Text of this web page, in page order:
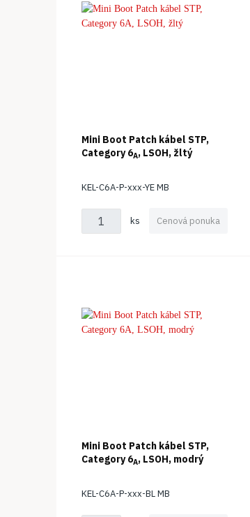
Mini Boot Patch kábel STP,
Category 6A, LSOH, žltý
KEL-C6A-P-xxx-YE MB
ks Cenová ponuka
Mini Boot Patch kábel STP,
Category 6A, LSOH, modrý
KEL-C6A-P-xxx-BL MB